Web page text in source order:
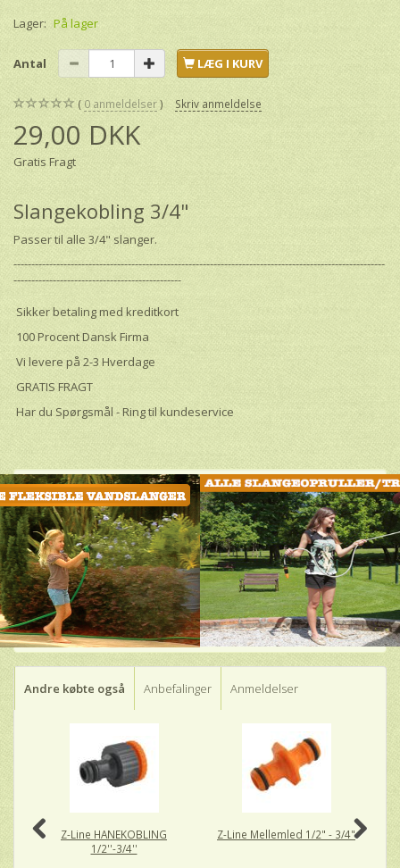
Lager: På lager
Antal LÆG I KURV
0 anmeldelser Skriv anmeldelse
29,00 DKK
Gratis Fragt
Slangekobling 3/4"
Passer til alle 3/4" slanger.
--------------------------------------------------------------------------------------------------------
-----------------------------------------------
Sikker betaling med kreditkort
100 Procent Dansk Firma
Vi levere på 2-3 Hverdage
GRATIS FRAGT
Har du Spørgsmål - Ring til kundeservice
Andre købte også Anbefalinger Anmeldelser
Z-Line HANEKOBLING
1/2''-3/4''
Z-Line Mellemled 1/2" - 3/4"